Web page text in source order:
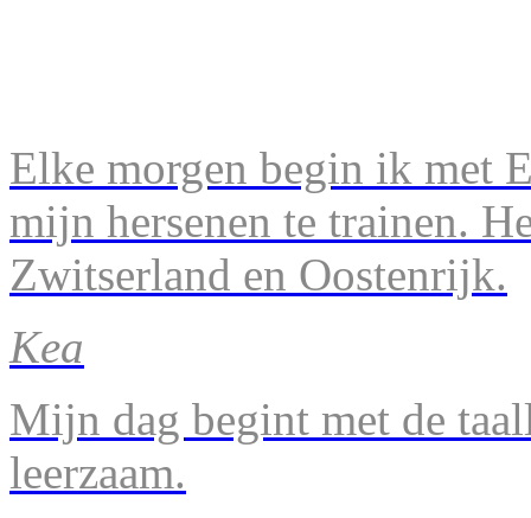
Elke morgen begin ik met
mijn hersenen te trainen.
Zwitserland en Oostenrijk.
Kea
Mijn dag begint met de
leerzaam.